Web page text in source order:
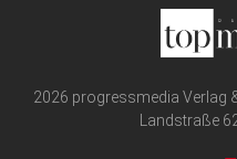
2026 progressmedia Verlag
Landstraße